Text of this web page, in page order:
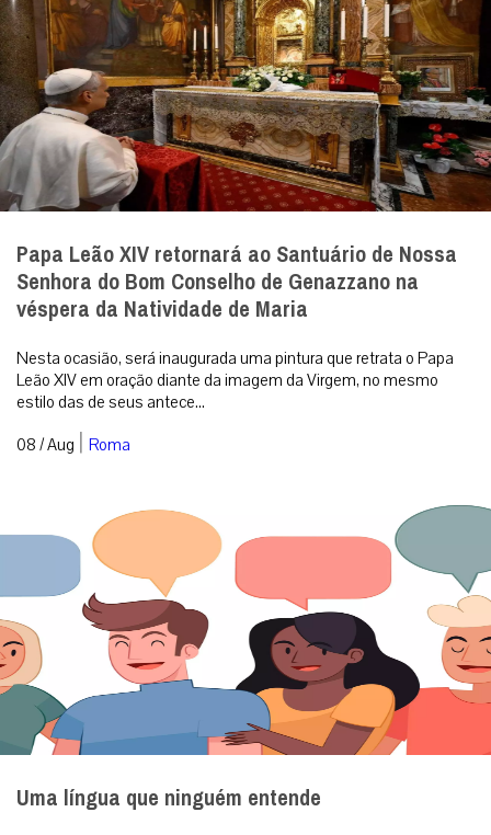
Papa Leão XIV retornará ao Santuário de Nossa
Senhora do Bom Conselho de Genazzano na
véspera da Natividade de Maria
Nesta ocasião, será inaugurada uma pintura que retrata o Papa
Leão XIV em oração diante da imagem da Virgem, no mesmo
estilo das de seus antece...
08 / Aug | Roma
Uma língua que ninguém entende